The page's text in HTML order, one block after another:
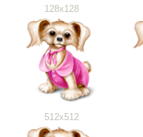
128x128
512x512